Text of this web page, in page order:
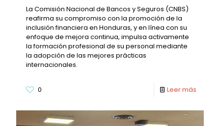
La Comisión Nacional de Bancos y Seguros (CNBS)
reafirma su compromiso con la promoción de la
inclusión financiera en Honduras, y en línea con su
enfoque de mejora continua, impulsa activamente
la formación profesional de su personal mediante
la adopción de las mejores prácticas
internacionales.
0 Leer más